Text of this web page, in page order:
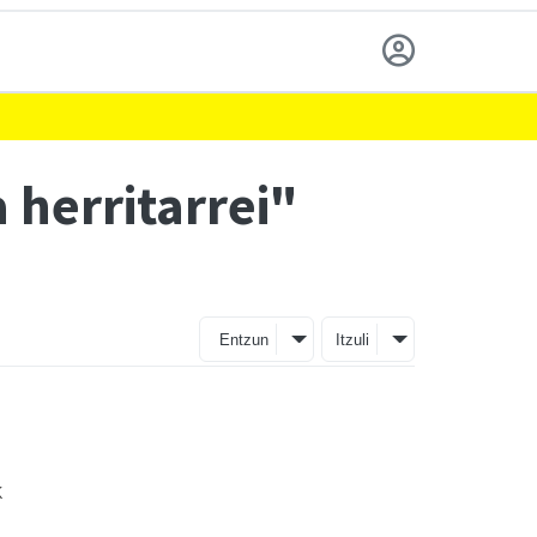
herritarrei"
Entzun Itzuli